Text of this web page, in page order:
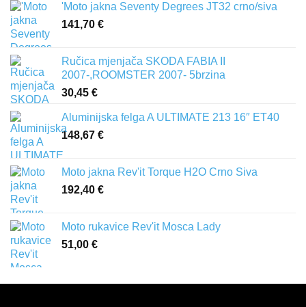
'Moto jakna Seventy Degrees JT32 crno/siva
141,70 €
Ručica mjenjača SKODA FABIA II
2007-,ROOMSTER 2007- 5brzina
30,45 €
Aluminijska felga A ULTIMATE 213 16″ ET40
148,67 €
Moto jakna Rev'it Torque H2O Crno Siva
192,40 €
Moto rukavice Rev'it Mosca Lady
51,00 €